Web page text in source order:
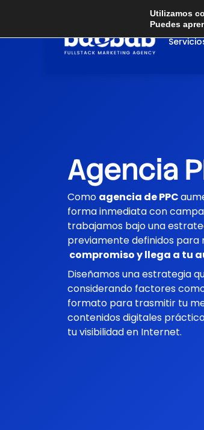
contenido
Agencia
Como agencia de PPC
forma inmediata con
trabajamos bajo una
previamente definidos para
compromisoyllega a tu
Diseñamos una estrategia
considerando factores
formato para trasmitir tu
contenidos digitales
tu visibilidad en Internet.
Utilizamos
Puedes